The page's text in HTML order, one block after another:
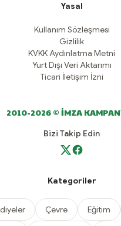
Yasal
Kullanım Sözleşmesi
Gizlilik
KVKK Aydınlatma Metni
Yurt Dışı Veri Aktarımı
Ticari İletişim İzni
2010-2026 © İMZA
Bizi Takip Edin
Kategoriler
Çevre Eğitim